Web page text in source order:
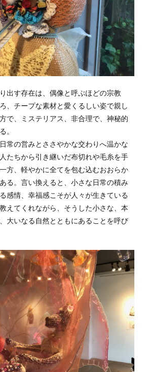
出す存在は、偶像と呼ぶほどの宗教
、チープな素材と愛くるしい姿で親し
で、ミステリアス、非合理で、神秘的
。
常の営みとささやかな交わりへ温かな
たちから引き継いだ布切れや毛糸を手
方、軽やかに全てを包む込むおおらか
る。言い換えると、小さな日常の積み
感情、幸福感こそが人々が生きている
えてくれながら、そうした小さな、本
大いなる自然とともにあることを呼び